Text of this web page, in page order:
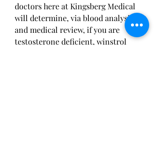
doctors here at Kingsberg Medical
will determine, via blood analysis
and medical review, if you are
testosterone deficient, winstrol